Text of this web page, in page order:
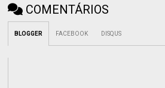
COMENTÁRIOS
BLOGGER FACEBOOK DISQUS